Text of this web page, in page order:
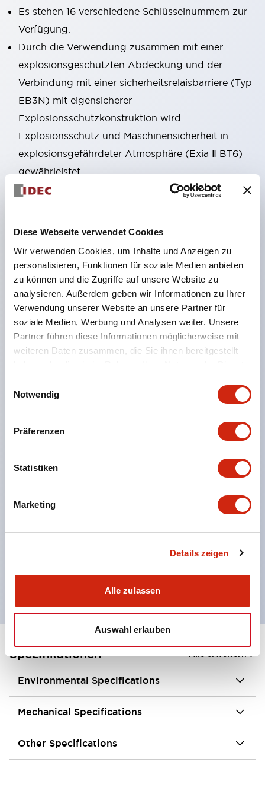
Diese Webseite verwendet Cookies
Wir verwenden Cookies, um Inhalte und Anzeigen zu
personalisieren, Funktionen für soziale Medien anbieten
zu können und die Zugriffe auf unsere Website zu
analysieren. Außerdem geben wir Informationen zu Ihrer
Verwendung unserer Website an unsere Partner für
soziale Medien, Werbung und Analysen weiter. Unsere
Partner führen diese Informationen möglicherweise mit
weiteren Daten zusammen, die Sie ihnen bereitgestellt
haben oder die sie im Rahmen Ihrer Nutzung der Dienste
Notwendig
Präferenzen
Statistiken
Marketing
Details zeigen
Alle zulassen
Auswahl erlauben
Es stehen 16 verschiedene Schlüsselnummern zur
Verfügung.
Durch die Verwendung zusammen mit einer
explosionsgeschützten Abdeckung und der
Verbindung mit einer sicherheitsrelaisbarriere (Typ
EB3N) mit eigensicherer
Explosionsschutzkonstruktion wird
Explosionsschutz und Maschinensicherheit in
explosionsgefährdeter Atmosphäre (Exia Ⅱ BT6)
gewährleistet.
Ein Typ mit Entriegelungsknopf auf der Rückseite,
der für Notausstiege usw. verwendet werden kann,
ebenfalls verfügbar.
Verwendung von vergoldeten Kontakten, die für
sehr geringe Lasten geeignet sind.
Die Verriegelungsstärke beträgt mindestens 1400
N (GS-ET-19).
Durch Ändern der Montageausrichtung des
Bedienkopfteils sind 8 verschiedene
Einführungsrichtungen des Betätigers möglich,
was eine flexible Montageposition ermöglicht.
Der Betätigereinlass ist aus Metall gefertigt, was
die Stabilität des Kopfes erhöht.
Ein Betätiger mit Gummipuffer zur Dämpfung von
Stößen beim Einführen des Betätigers ist erhältlich.
schädliche Stoffe ausgeschlossen (RoHS-
Spezifikationen Alle erweitern+
Environmental Specifications
Mechanical Specifications
Other Specifications